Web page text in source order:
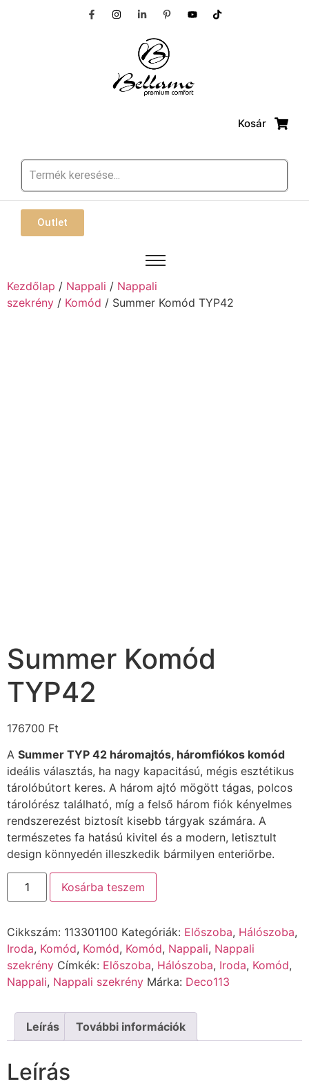
Kosár
Outlet
Kezdőlap / Nappali / Nappali
szekrény / Komód / Summer Komód TYP42
Summer Komód
TYP42
176700 Ft
A Summer TYP 42 háromajtós, háromfiókos komód
ideális választás, ha nagy kapacitású, mégis esztétikus
tárolóbútort keres. A három ajtó mögött tágas, polcos
tárolórész található, míg a felső három fiók kényelmes
rendszerezést biztosít kisebb tárgyak számára. A
természetes fa hatású kivitel és a modern, letisztult
design könnyedén illeszkedik bármilyen enteriőrbe.
Kosárba teszem
Cikkszám: 113301100 Kategóriák: Előszoba, Hálószoba,
Iroda, Komód, Komód, Komód, Nappali, Nappali
szekrény Címkék: Előszoba, Hálószoba, Iroda, Komód,
Nappali, Nappali szekrény Márka: Deco113
Leírás További információk
Leírás